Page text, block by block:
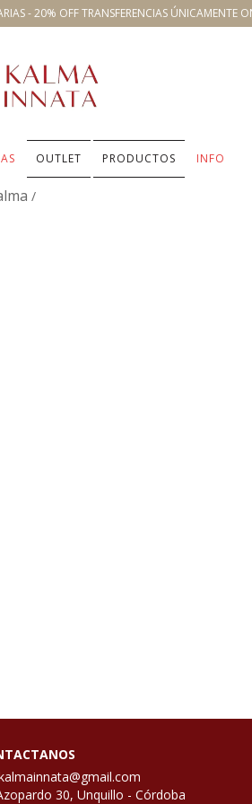
- 20% OFF TRANSFERENCIAS ÚNICAMENTE
OUTLET PRODUCTOS INFO
/
30, Unquillo - Córdoba